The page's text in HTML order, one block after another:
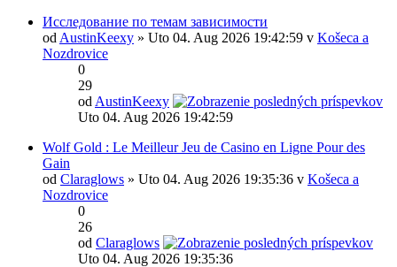
Исследование по темам зависимости
od AustinKeexy » Uto 04. Aug 2026 19:42:59 v Košeca a
Nozdrovice
0
29
od AustinKeexy
Uto 04. Aug 2026 19:42:59
Wolf Gold : Le Meilleur Jeu de Casino en Ligne Pour des
Gain
od Claraglows » Uto 04. Aug 2026 19:35:36 v Košeca a
Nozdrovice
0
26
od Claraglows
Uto 04. Aug 2026 19:35:36